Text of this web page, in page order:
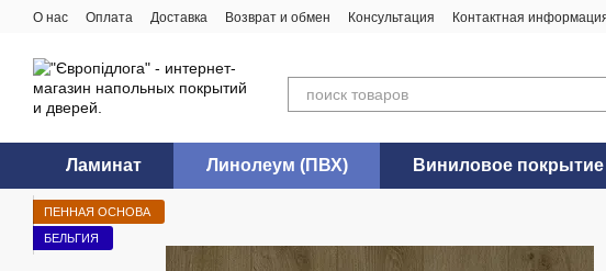
Перейти к основному контенту
О нас Оплата Доставка Возврат и обмен Консультация Контактная
Ламинат Линолеум (ПВХ) Виниловое
ПЕННАЯ ОСНОВА
БЕЛЬГИЯ